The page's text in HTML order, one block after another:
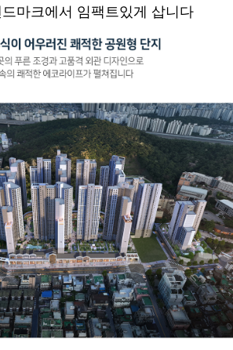
마크에서 임팩트있게 삽니다